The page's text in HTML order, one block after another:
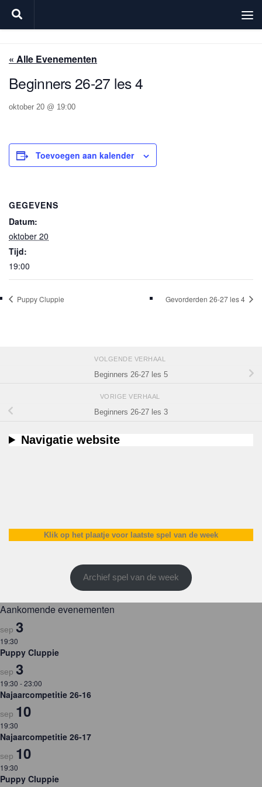
Doorgaan naar inhoud
« Alle Evenementen
Beginners 26-27 les 4
oktober 20 @ 19:00
Toevoegen aan kalender
GEGEVENS
Datum:
oktober 20
Tijd:
19:00
Puppy Cluppie Gevorderden 26-27 les 4
VOLGENDE VERHAAL
Beginners 26-27 les 5
VORIGE VERHAAL
Beginners 26-27 les 3
Navigatie website
Klik op het plaatje voor laatste spel van de week
Archief spel van de week
Aankomende evenementen
sep 3
19:30
Puppy Cluppie
sep 3
19:30 -23:00
Najaarcompetitie 26-16
sep 10
19:30
Najaarcompetitie 26-17
sep 10
19:30
Puppy Cluppie